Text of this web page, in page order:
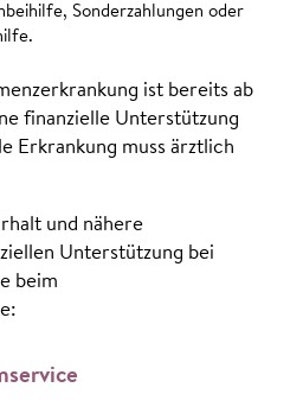
Sonderzahlungen oder
ist bereits ab
finanzielle Unterstützung
Erkrankung muss ärztlich
und nähere
Unterstützung bei
beim